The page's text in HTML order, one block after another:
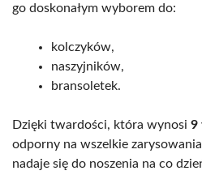
go doskonałym wyborem do:
kolczyków,
naszyjników,
bransoletek.
Dzięki twardości, która wynosi 9
odporny na wszelkie
nadaje się do noszenia na co